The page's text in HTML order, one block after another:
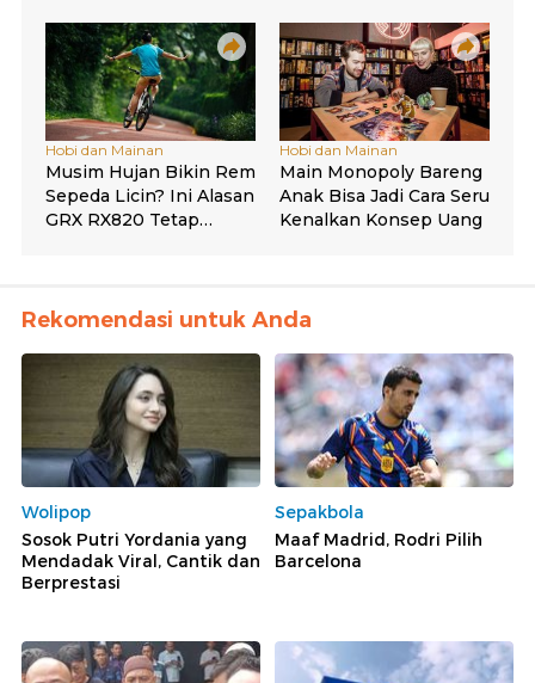
Rekomendasi untuk Anda
Wolipop
Sosok Putri Yordania yang
Mendadak Viral, Cantik dan
Berprestasi
Sepakbola
Maaf Madrid, Rodri Pilih
Barcelona